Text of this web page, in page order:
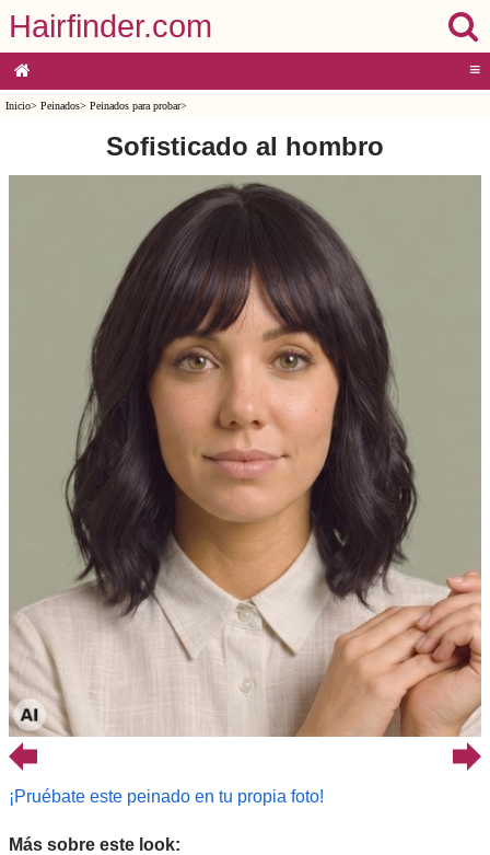
Hairfinder.com
≡
Inicio> Peinados> Peinados para probar>
Sofisticado al hombro
¡Pruébate este peinado en tu propia foto!
Más sobre este look: